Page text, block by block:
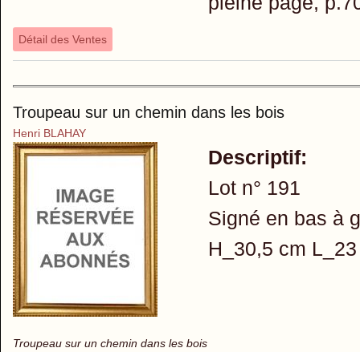
Détail des Ventes
Troupeau sur un chemin dans les bois
Henri BLAHAY
Troupeau sur un chemin dans les bois
Descriptif:
Lot n° 191
Signé en bas à
H_30,5 cm